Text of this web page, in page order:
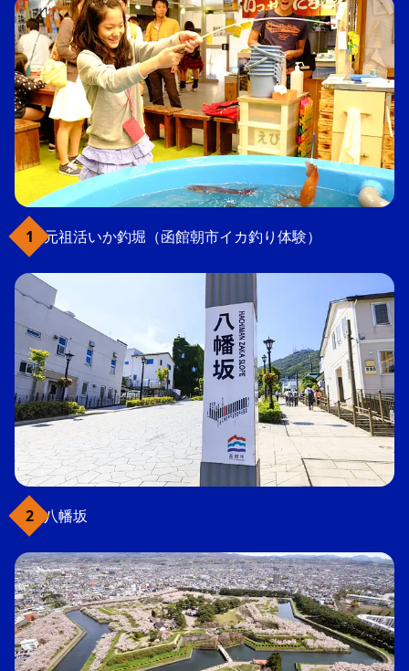
元祖活いか釣堀（函館朝市イカ釣り体験）
八幡坂